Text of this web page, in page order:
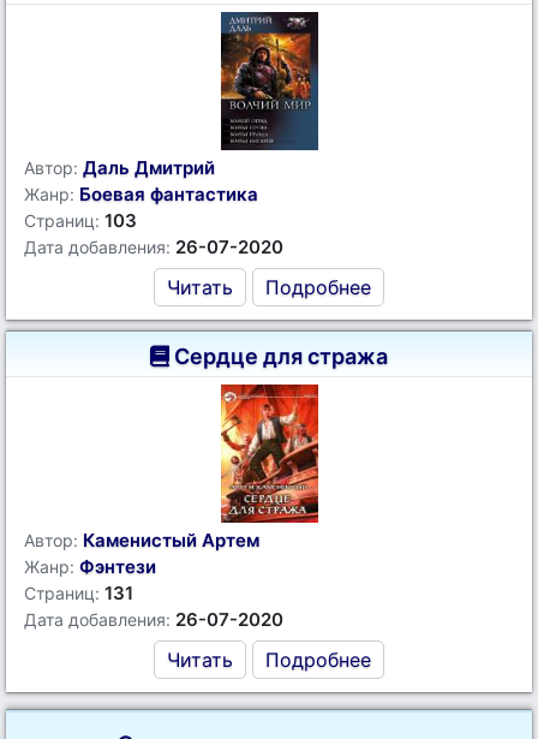
Автор: Даль Дмитрий
Жанр: Боевая фантастика
Страниц: 103
Дата добавления: 26-07-2020
Читать Подробнее
Сердце для стража
Автор: Каменистый Артем
Жанр: Фэнтези
Страниц: 131
Дата добавления: 26-07-2020
Читать Подробнее